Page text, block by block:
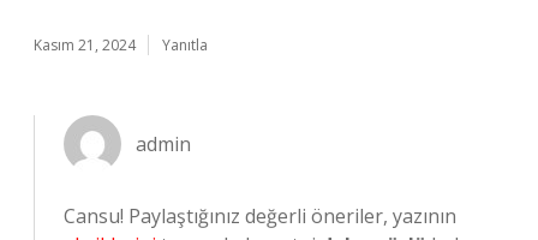
Kasım 21, 2024 Yanıtla
admin
Cansu! Paylaştığınız değerli öneriler, yazının